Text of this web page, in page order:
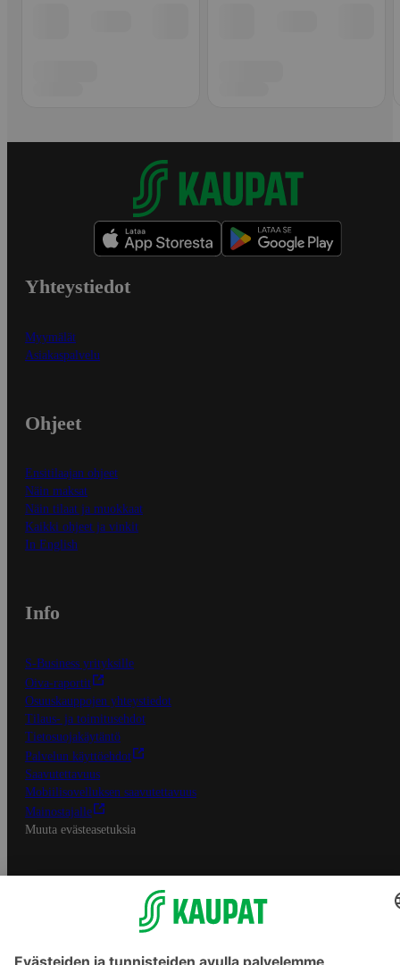
Yhteystiedot
Myymälät
Asiakaspalvelu
Ohjeet
Ensitilaajan ohjeet
Näin maksat
Näin tilaat ja muokkaat
Kaikki ohjeet ja vinkit
In English
Info
S-Business yrityksille
Oiva-raportit
Osuuskauppojen yhteystiedot
Tilaus- ja toimitusehdot
Tietosuojakäytäntö
Palvelun käyttöehdot
Saavutettavuus
Mobiilisovelluksen saavutettavuus
Mainostajalle
Muuta evästeasetuksia
S-ryhmän palvelut